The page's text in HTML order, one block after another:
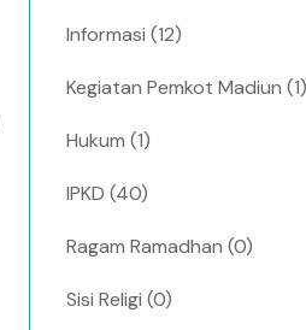
Informasi (12)
Kegiatan Pemkot Madiun (1)
Hukum (1)
IPKD (40)
Ragam Ramadhan (0)
Sisi Religi (0)